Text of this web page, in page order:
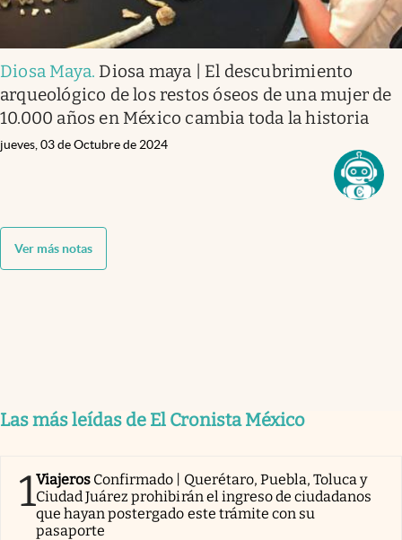
Diosa Maya. Diosa maya | El descubrimiento
arqueológico de los restos óseos de una mujer de
10.000 años en México cambia toda la historia
jueves, 03 de Octubre de 2024
Ver más notas
Las más leídas de El Cronista México
1Viajeros Confirmado | Querétaro, Puebla, Toluca y
Ciudad Juárez prohibirán el ingreso de ciudadanos
que hayan postergado este trámite con su
pasaporte